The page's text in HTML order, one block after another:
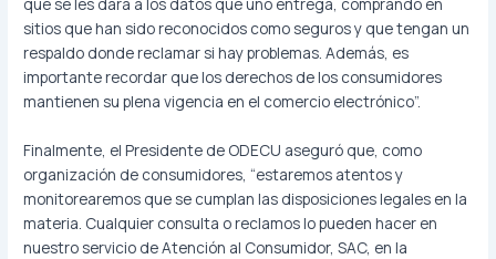
sitios que han sido reconocidos como seguros y que tengan un
respaldo donde reclamar si hay problemas. Además, es
importante recordar que los derechos de los consumidores
mantienen su plena vigencia en el comercio electrónico”.
Finalmente, el Presidente de ODECU aseguró que, como
organización de consumidores, “estaremos atentos y
monitorearemos que se cumplan las disposiciones legales en la
materia. Cualquier consulta o reclamos lo pueden hacer en
nuestro servicio de Atención al Consumidor, SAC, en la